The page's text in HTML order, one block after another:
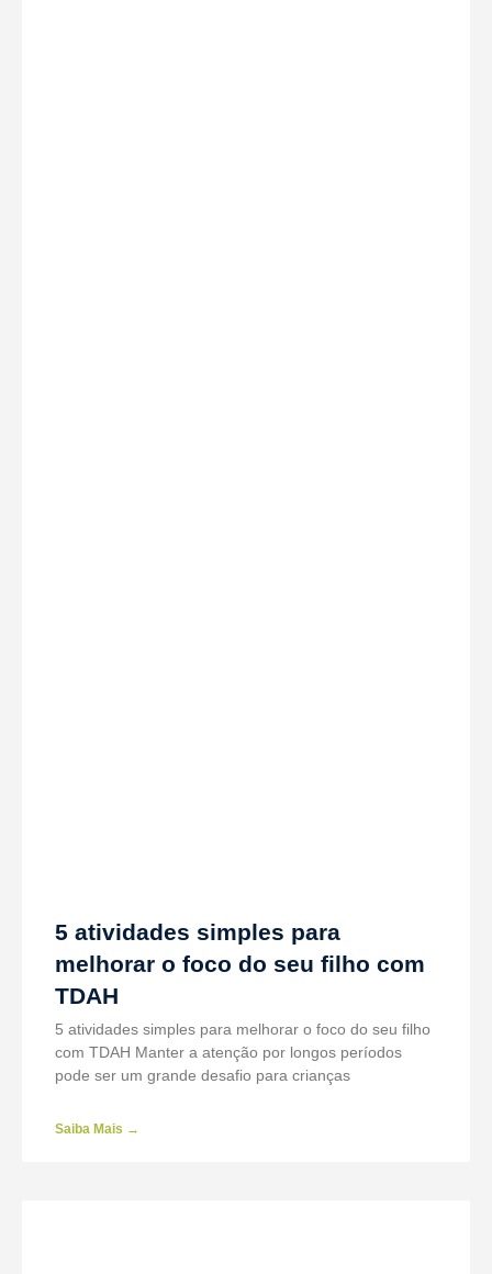
5 atividades simples para
melhorar o foco do seu filho com
TDAH
5 atividades simples para melhorar o foco do seu filho
com TDAH Manter a atenção por longos períodos
pode ser um grande desafio para crianças
Saiba Mais →